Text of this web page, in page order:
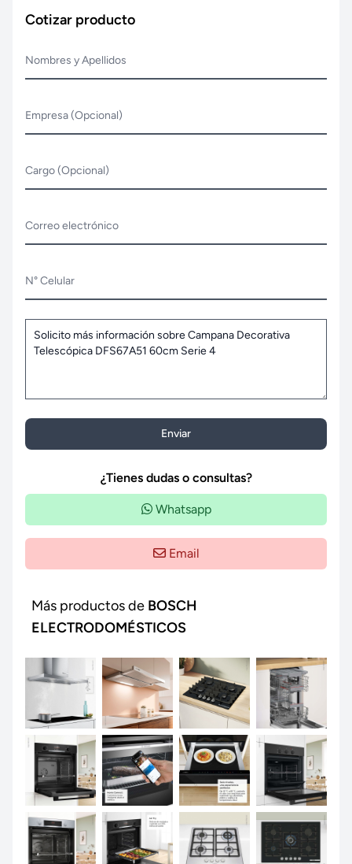
Cotizar producto
Nombres y Apellidos
Empresa (Opcional)
Cargo (Opcional)
Correo electrónico
N° Celular
Enviar
¿Tienes dudas o consultas?
Whatsapp
Email
Más productos de BOSCH
ELECTRODOMÉSTICOS